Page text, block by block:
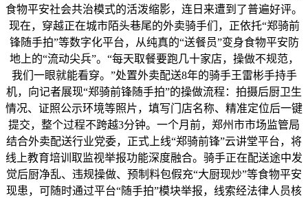
食物平安社会共治模式的活泼缩影，连日来遭到了普遍好评。
现在，穿越正在城市陌头巷尾的外卖骑手们，正依托“郑骑前
锋随手拍”等数字化平台，从纯真的“送餐员”变身食物平安防
地上的“流动尖兵”。“每天取餐要跑几十家店，操做不规范，
我们一眼就能看穿。”处置外卖配送8年的骑手王雷彬手持手
机，向记者展现“郑骑前锋随手拍”的操做流程：拍摄后厨卫生
情况、证照公示环境等照片，填写门店名称、精准定位后一键
提交，整个过程不跨越3分钟。一个月前，郑州市市场监管局
结合外卖配送行业党委，正式上线“郑骑前锋”云讲堂平台，将
线上教育培训取监视举报功能深度融合。骑手正在配送途中发
觉后厨净乱、违规操做、预制料包假充“大厨现炒”等食物平安
现患，可随时通过平台“随手拍”模块举报，线索经法律人员核